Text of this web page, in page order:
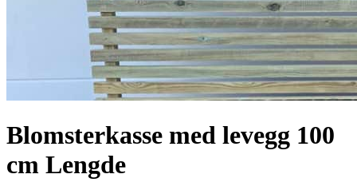
Blomsterkasse med levegg 100
cm Lengde